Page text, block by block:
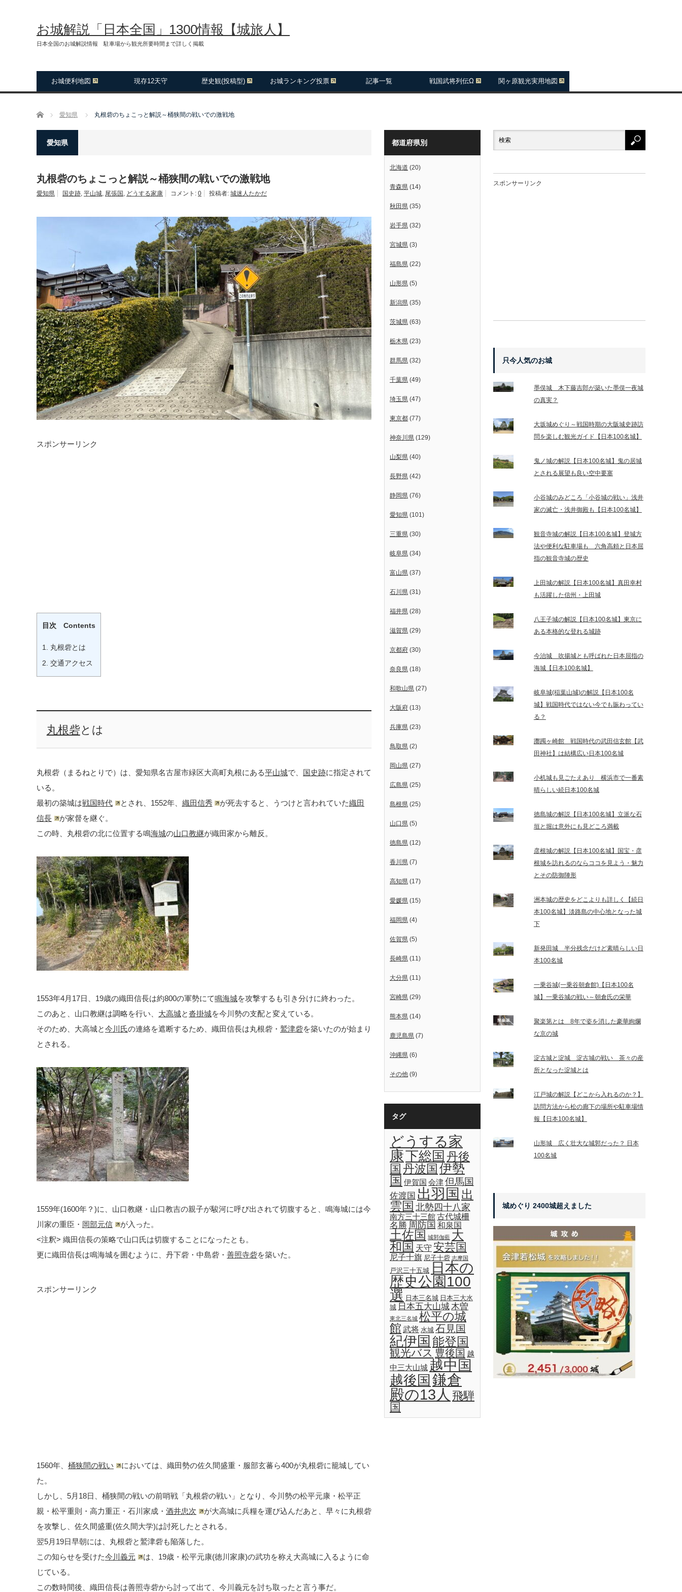
お城解説「日本全国」1300情報【城旅人】
日本全国のお城解説情報 駐車場から観光所要時間まで詳しく掲載
お城便利地図 現存12天守 歴史観(投稿型) お城ランキング投票 記事一覧 戦国武将列伝Ω 関ヶ原観光実用地図
ホーム 愛知県 丸根砦のちょこっと解説～桶狭間の戦いでの激戦地
愛知県
丸根砦のちょこっと解説～桶狭間の戦いでの激戦地
愛知県 国史跡, 平山城, 尾張国 , どうする家康 コメント: 0 投稿者: 城迷人たかだ
スポンサーリンク
目次 Contents
1. 丸根砦とは
2. 交通アクセス
丸根砦とは
丸根砦（まるねとりで）は、愛知県名古屋市緑区大高町丸根にある平山城で、 国史跡に指定されて
いる。
最初の築城は戦国時代 とされ、1552年、 織田信秀 が死去すると、うつけと言われていた織田
信長
が家督を継ぐ。
この時、丸根砦の北に位置する鳴海城の山口教継が織田家から離反。
1553年4月17日、19歳の織田信長は約800の軍勢にて鳴海城を攻撃するも引き分けに終わった。
このあと、山口教継は調略を行い、 大高城と沓掛城を今川勢の支配と変えている。
そのため、大高城と今川氏の連絡を遮断するため、織田信長は丸根砦・ 鷲津砦を築いたのが始まり
とされる。
1559年(1600年？)に、山口教継・山口教吉の親子が駿河に呼び出されて切腹すると、鳴海城には今
川家の重臣・ 岡部元信
が入った。
<注釈> 織田信長の策略で山口氏は切腹することになったとも。
更に織田信長は鳴海城を囲むように、丹下砦・中島砦・ 善照寺砦を築いた。
スポンサーリンク
1560年、 桶狭間の戦い
においては、織田勢の佐久間盛重・服部玄蕃ら400が丸根砦に籠城してい
た。
しかし、5月18日、桶狭間の戦いの前哨戦「丸根砦の戦い」となり、今川勢の松平元康・松平正
親・松平重則・高力重正・石川家成・ 酒井忠次
が大高城に兵糧を運び込んだあと、早々に丸根砦
を攻撃し、佐久間盛重(佐久間大学)は討死したとされる。
翌5月19日早朝には、丸根砦と鷲津砦も陥落した。
この知らせを受けた今川義元
は、19歳・松平元康(徳川家康)の武功を称え大高城に入るように命
じている。
この数時間後、織田信長は善照寺砦から討って出て、今川義元を討ち取ったと言う事だ。
都道府県別
北海道 (20)
青森県 (14)
秋田県 (35)
岩手県 (32)
宮城県 (3)
福島県 (22)
山形県 (5)
新潟県 (35)
茨城県 (63)
栃木県 (23)
群馬県 (32)
千葉県 (49)
埼玉県 (47)
東京都 (77)
神奈川県 (129)
山梨県 (40)
長野県 (42)
静岡県 (76)
愛知県 (101)
三重県 (30)
岐阜県 (34)
富山県 (37)
石川県 (31)
福井県 (28)
滋賀県 (29)
京都府 (30)
奈良県 (18)
和歌山県 (27)
大阪府 (13)
兵庫県 (23)
鳥取県 (2)
岡山県 (27)
広島県 (25)
島根県 (25)
山口県 (5)
徳島県 (12)
香川県 (7)
高知県 (17)
愛媛県 (15)
福岡県 (4)
佐賀県 (5)
長崎県 (11)
大分県 (11)
宮崎県 (29)
熊本県 (14)
鹿児島県 (7)
沖縄県 (6)
その他 (9)
タグ
どうする家
康下総国 丹後
国 丹波国 伊勢
国 伊賀国 会津但馬国
佐渡国 出羽国 出
雲国 北勢四十八家
南方三十三館古代城柵
名勝 周防国 和泉国
土佐国 城郭伽藍 大
和国 天守 安芸国
尼子十旗 尼子十砦 志摩国
戸沢三十五城 日本の
歴史公園100
選 日本三名城 日本三大水
城 日本五大山城木曽
東北三名城 松平の城
館 武将 水城 石見国
紀伊国 能登国
観光バス 豊後国 越
中三大山城 越中国
越後国 鎌倉
殿の13人 飛騨
国
スポンサーリンク
只今人気のお城
墨俣城 木下藤吉郎が築いた墨俣一夜城
の真実？
大坂城めぐり～戦国時期の大阪城史跡訪
問を楽しむ観光ガイド【日本100名城】
鬼ノ城の解説【日本100名城】鬼の居城
とされる展望も良い空中要塞
小谷城のみどころ「小谷城の戦い」浅井
家の滅亡・浅井御殿も【日本100名城】
観音寺城の解説【日本100名城】登城方
法や便利な駐車場も 六角高頼と日本屈
指の観音寺城の歴史
上田城の解説【日本100名城】真田幸村
も活躍した信州・上田城
八王子城の解説【日本100名城】東京に
ある本格的な登れる城跡
今治城 吹揚城とも呼ばれた日本屈指の
海城【日本100名城】
岐阜城(稲葉山城)の解説【日本100名
城】戦国時代ではない今でも賑わってい
る？
躑躅ヶ崎館 戦国時代の武田信玄館【武
田神社】は結構広い日本100名城
小机城も見ごたえあり 横浜市で一番素
晴らしい続日本100名城
徳島城の解説【日本100名城】立派な石
垣と堀は意外にも見どころ満載
彦根城の解説【日本100名城】国宝・彦
根城を訪れるのならココを見よう・魅力
とその防御陣形
洲本城の歴史をどこよりも詳しく【続日
本100名城】淡路島の中心地となった城
下
新発田城 半分残念だけど素晴らしい日
本100名城
一乗谷城(一乗谷朝倉館)【日本100名
城】一乗谷城の戦い～朝倉氏の栄華
聚楽第とは 8年で姿を消した豪華絢爛
な京の城
淀古城と淀城 淀古城の戦い 茶々の産
所となった淀城とは
江戸城の解説【どこから入れるのか？】
訪問方法から松の廊下の場所や駐車場情
報【日本100名城】
山形城 広く壮大な城郭だった？ 日本
100名城
城めぐり 2400城超えました